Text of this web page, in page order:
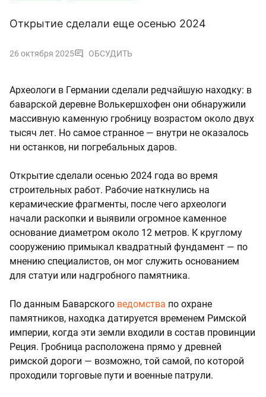
Открытие сделали еще осенью 2024
26 октября 2025 ОБСУДИТЬ
Археологи в Германии сделали редчайшую находку: в
баварской деревне Волькершхофен они обнаружили
массивную каменную гробницу возрастом около двух
тысяч лет. Но самое странное — внутри не оказалось
ни останков, ни погребальных даров.
Открытие сделали осенью 2024 года во время
строительных работ. Рабочие наткнулись на
керамические фрагменты, после чего археологи
начали раскопки и выявили огромное каменное
основание диаметром около 12 метров. К круглому
сооружению примыкал квадратный фундамент — по
мнению специалистов, он мог служить основанием
для статуи или надгробного памятника.
По данным Баварского ведомства по охране
памятников, находка датируется временем Римской
империи, когда эти земли входили в состав провинции
Реция. Гробница расположена прямо у древней
римской дороги — возможно, той самой, по которой
проходили торговые пути и военные патрули.